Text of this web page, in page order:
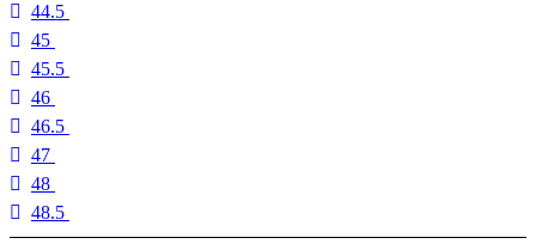
44.5
45
45.5
46
46.5
47
48
48.5